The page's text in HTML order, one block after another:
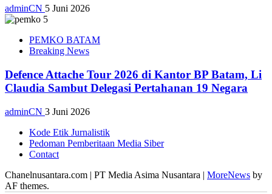
adminCN 5 Juni 2026
PEMKO BATAM
Breaking News
Defence Attache Tour 2026 di Kantor BP Batam, Li
Claudia Sambut Delegasi Pertahanan 19 Negara
adminCN 3 Juni 2026
Kode Etik Jurnalistik
Pedoman Pemberitaan Media Siber
Contact
Chanelnusantara.com | PT Media Asima Nusantara | MoreNews by
AF themes.